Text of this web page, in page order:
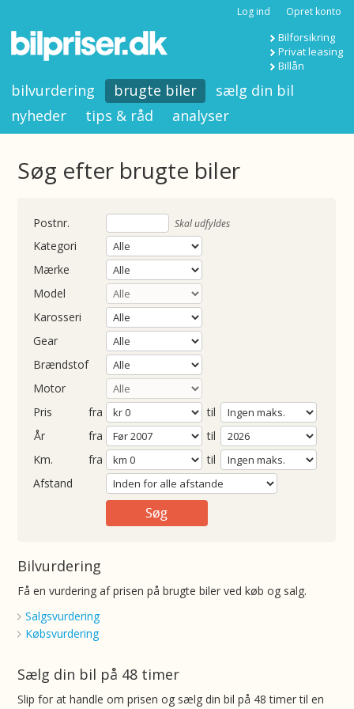
Log ind Opret konto
Bilforsikring
Privat leasing
Billån
bilvurdering brugte biler
sælg din bil
nyheder
tips & råd analyser
Søg efter brugte biler
Skal udfyldes
Kategori
Mærke
Model
Karosseri
Gear
Brændstof
Motor
Pris
fra
til
fra
til
fra
til
Afstand
Bilvurdering
Få en vurdering af prisen på brugte biler ved køb og salg.
Salgsvurdering
Købsvurdering
Sælg din bil på 48 timer
Slip for at handle om prisen og sælg din bil på 48 timer til en